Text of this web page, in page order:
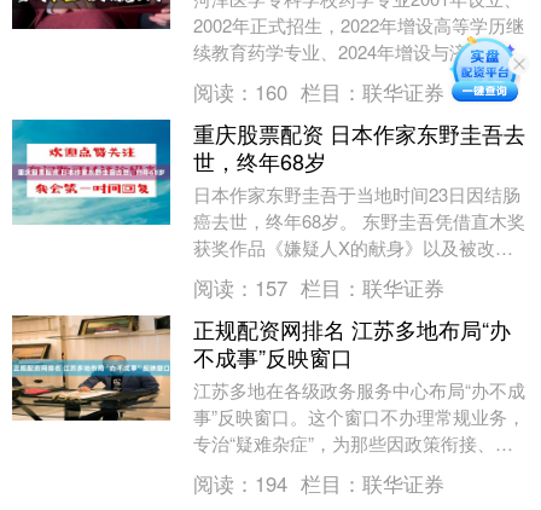
2002年正式招生，2022年增设高等学历继
续教育药学专业、2024年增设与济宁医学
院联合培养3+2专本贯通药学专业，至....
阅读： 160 栏目： 联华证券
重庆股票配资 日本作家东野圭吾去
世，终年68岁
日本作家东野圭吾于当地时间23日因结肠
癌去世，终年68岁。 东野圭吾凭借直木奖
获奖作品《嫌疑人X的献身》以及被改编
成影视作品、在日本国内外广受欢迎的
《白夜行》等....
阅读： 157 栏目： 联华证券
正规配资网排名 江苏多地布局“办
不成事”反映窗口
江苏多地在各级政务服务中心布局“办不成
事”反映窗口。这个窗口不办理常规业务，
专治“疑难杂症”，为那些因政策衔接、部
门壁垒、材料缺失等原因“办不成”的事提
供兜底受....
阅读： 194 栏目： 联华证券